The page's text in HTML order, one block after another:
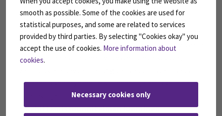
smooth as possible. Some of the cookies are used for
statistical purposes, and some are related to services
provided by third parties. By selecting "Cookies okay" you
accept the use of cookies. More information about
cookies.
Necessary cookies only
Työpajoja järjestetään E-P:n eri alueilla, joihin
tavoitellaan yrityksiä eri toimialoilta. Työpajoissa
kartoitetaan mitä yritystenvälisiä prosesseja heidän
olisi mahdollista digitalisoida ja miten. Pyrkimyksenä
on tukea laajasti alueen yritysten tietoisuutta,
luodaan kohderyhmälle suunnattuja artikkeleita ja
Kehittämissuunnitelman luominen